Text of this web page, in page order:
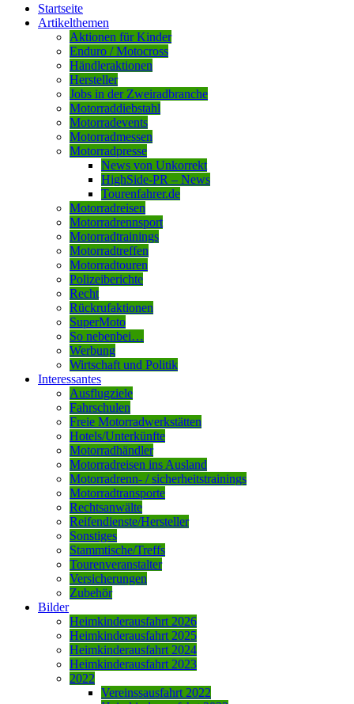
Startseite
Artikelthemen
Aktionen für Kinder
Enduro / Motocross
Händleraktionen
Hersteller
Jobs in der Zweiradbranche
Motorraddiebstahl
Motorradevents
Motorradmessen
Motorradpresse
News von Unkorrekt
HighSide-PR – News
Tourenfahrer.de
Motorradreisen
Motorradrennsport
Motorradtrainings
Motorradtreffen
Motorradtouren
Polizeiberichte
Recht
Rückrufaktionen
SuperMoto
So nebenbei…
Werbung
Wirtschaft und Politik
Interessantes
Ausflugziele
Fahrschulen
Freie Motorradwerkstätten
Hotels/Unterkünfte
Motorradhändler
Motorradreisen ins Ausland
Motorradrenn- / sicherheitstrainings
Motorradtransporte
Rechtsanwälte
Reifendienste/Hersteller
Sonstiges
Stammtische/Treffs
Tourenveranstalter
Versicherungen
Zubehör
Bilder
Heimkinderausfahrt 2026
Heimkinderausfahrt 2025
Heimkinderausfahrt 2024
Heimkinderausfahrt 2023
2022
Vereinssausfahrt 2022